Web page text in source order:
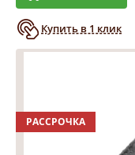
Купить в 1 клик
РАССРОЧКА